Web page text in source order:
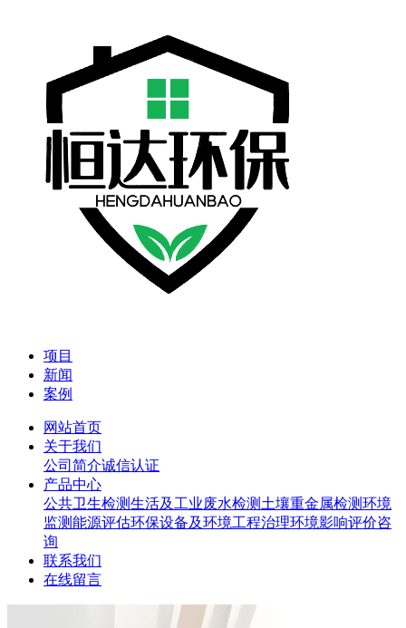
项目
新闻
案例
网站首页
关于我们
公司简介诚信认证
产品中心
公共卫生检测生活及工业废水检测 土壤重金属检测环境
监测能源评估环保设备及环境工程治理环境影响评价咨
询
联系我们
在线留言